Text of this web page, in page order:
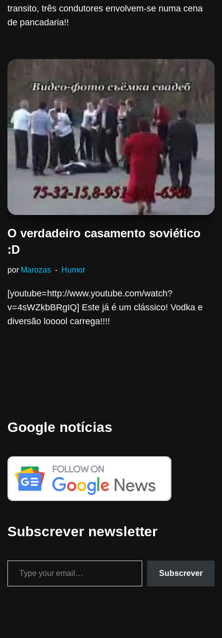
transito, três condutores envolvem-se numa cena
de pancadaria!!
O verdadeiro casamento soviético
:D
por Marozas Humor
[youtube=http://www.youtube.com/watch?
v=4sWZkbBRgIQ] Este já é um clássico! Vodka e
diversão looool carrega!!!!
Google notícias
Subscrever newsletter
Subscrever